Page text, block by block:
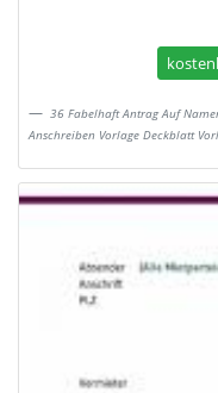
36 Fabelhaft Antrag Auf
Anschreiben Vorlage Deckblatt